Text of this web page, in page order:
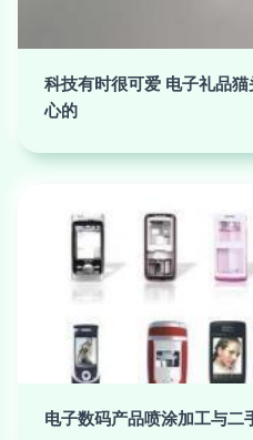
科技有时很可爱 电子礼品
心的
电子数码产品喷涂加工与二